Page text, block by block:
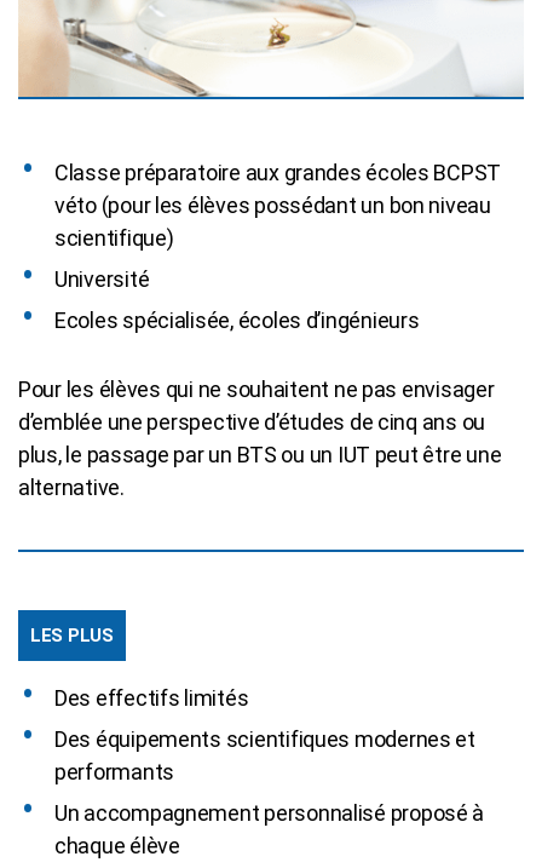
Classe préparatoire aux grandes écoles BCPST
véto (pour les élèves possédant un bon niveau
scientifique)
Université
Ecoles spécialisée, écoles d’ingénieurs
Pour les élèves qui ne souhaitent ne pas envisager
d’emblée une perspective d’études de cinq ans ou
plus, le passage par un BTS ou un IUT peut être une
alternative.
LES PLUS
Des effectifs limités
Des équipements scientifiques modernes et
performants
Un accompagnement personnalisé proposé à
chaque élève